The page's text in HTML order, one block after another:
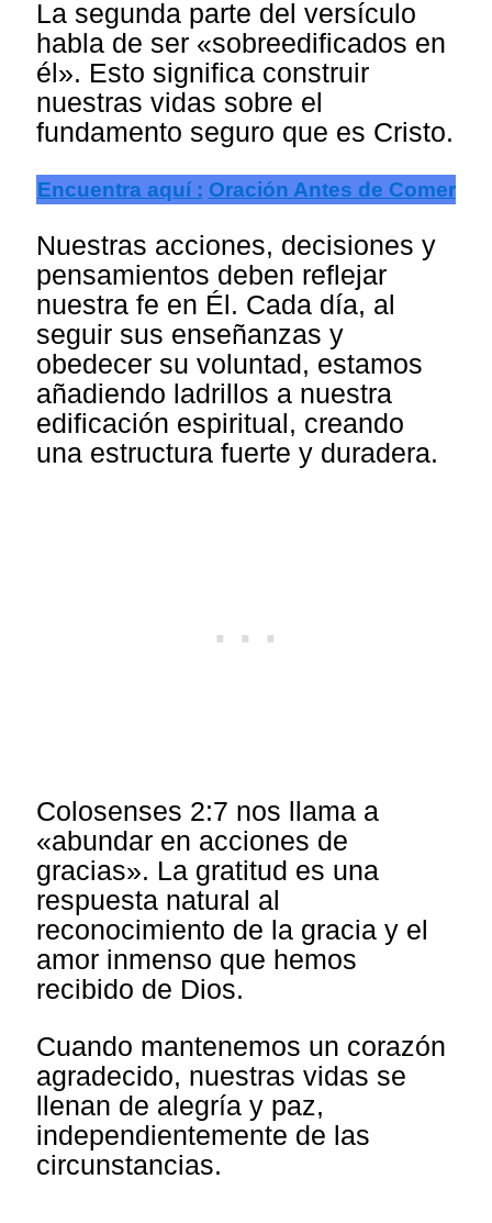
La segunda parte del versículo
habla de ser «sobreedificados en
él». Esto significa construir
nuestras vidas sobre el
fundamento seguro que es Cristo.
Encuentra aquí : Oración Antes de Comer
Nuestras acciones, decisiones y
pensamientos deben reflejar
nuestra fe en Él. Cada día, al
seguir sus enseñanzas y
obedecer su voluntad, estamos
añadiendo ladrillos a nuestra
edificación espiritual, creando
una estructura fuerte y duradera.
Colosenses 2:7 nos llama a
«abundar en acciones de
gracias». La gratitud es una
respuesta natural al
reconocimiento de la gracia y el
amor inmenso que hemos
recibido de Dios.
Cuando mantenemos un corazón
agradecido, nuestras vidas se
llenan de alegría y paz,
independientemente de las
circunstancias.